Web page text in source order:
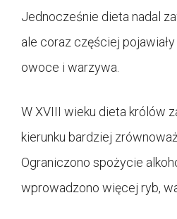
Jednocześnie dieta nadal
ale coraz częściej
owoce i warzywa.
W XVIII wieku dieta królów
kierunku bardziej
Ograniczono spożycie
wprowadzono więcej ryb,